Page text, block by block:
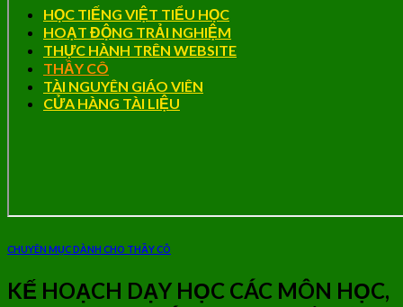
HỌC TIẾNG VIỆT TIỂU HỌC
HOẠT ĐỘNG TRẢI NGHIỆM
THỰC HÀNH TRÊN WEBSITE
THẦY CÔ
TÀI NGUYÊN GIÁO VIÊN
CỬA HÀNG TÀI LIỆU
CHUYÊN MỤC DÀNH CHO THẦY CÔ
KẾ HOẠCH DẠY HỌC CÁC MÔN HỌC,